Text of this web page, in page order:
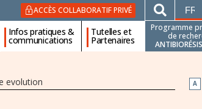
ACCÈS COLLABORATIF PRIVÉ
Infos pratiques &
communications
Tutelles et
Partenaires
Programme
de
evolution A